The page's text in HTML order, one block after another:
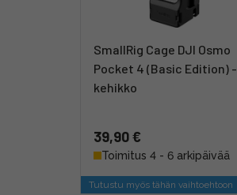
SmallRig Cage DJI Osmo
Pocket 4 (Basic Edition) -
kehikko
39,90 €
Toimitus 4 - 6 arkipäivää
Tutustu myös tähän vaihtoehtoon